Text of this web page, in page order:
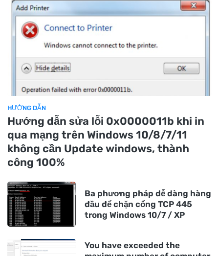
HƯỚNG DẪN
Hướng dẫn sửa lỗi 0x0000011b khi in
qua mạng trên Windows 10/8/7/11
không cần Update windows, thành
công 100%
Ba phương pháp dễ dàng hàng
đầu để chặn cổng TCP 445
trong Windows 10/7 / XP
You have exceeded the